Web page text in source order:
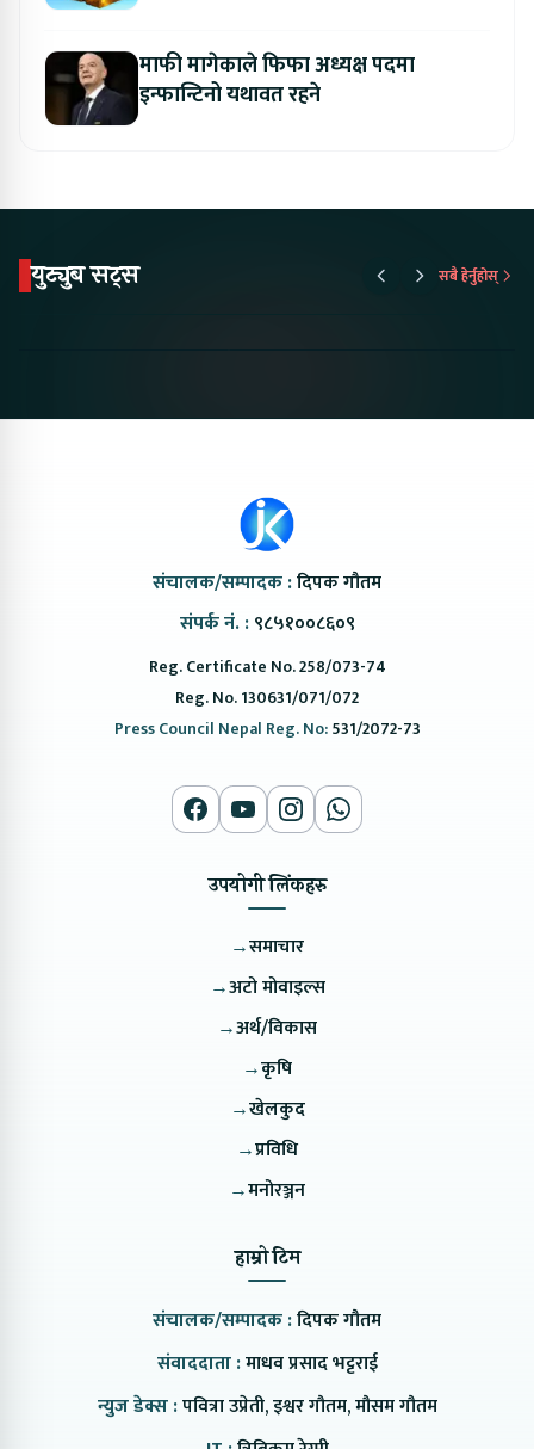
माफी मागेकाले फिफा अध्यक्ष पदमा
इन्फान्टिनो यथावत रहने
युट्युब सट्स सबै हेर्नुहोस्
संचालक/सम्पादक :दिपक गौतम
संपर्क नं. : ९८५१००८६०९
Reg. Certificate No. 258/073-74
Reg. No. 130631/071/072
Press Council Nepal Reg. No:531/2072-73
उपयोगी लिंकहरु
→समाचार
→अटो मोवाइल्स
→अर्थ/विकास
→कृषि
→खेलकुद
→प्रविधि
→मनोरञ्जन
हाम्रो टिम
संचालक/सम्पादक :दिपक गौतम
संवाददाता :माधव प्रसाद भट्टराई
न्युज डेक्स :पवित्रा उप्रेती, इश्वर गौतम, मौसम गौतम